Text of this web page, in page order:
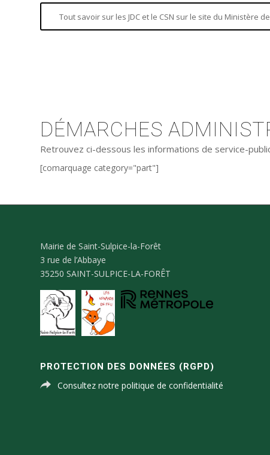
Tout savoir sur les JDC et le CSN sur le site du Ministère
DÉMARCHES
Retrouvez ci-dessous les informations de service-
[comarquage category="part"]
Mairie de Saint-Sulpice-la-Forêt
3 rue de l’Abbaye
35250 SAINT-SULPICE-LA-FORÊT
PROTECTION DES DONNÉES (RGPD)
Consultez notre politique de confidentialité